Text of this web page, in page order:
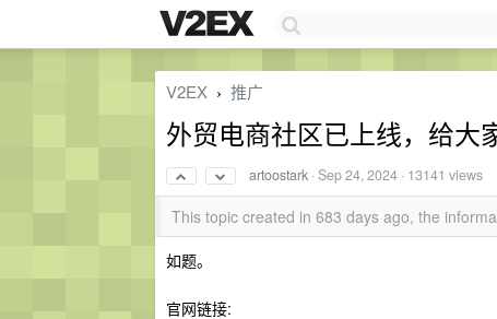
V2EX › 推广
外贸电商社区已上线，给大
artoostark ·Sep 24, 2024 · 13141 views
This topic created in 683 days ago, the
如题。
官网链接: